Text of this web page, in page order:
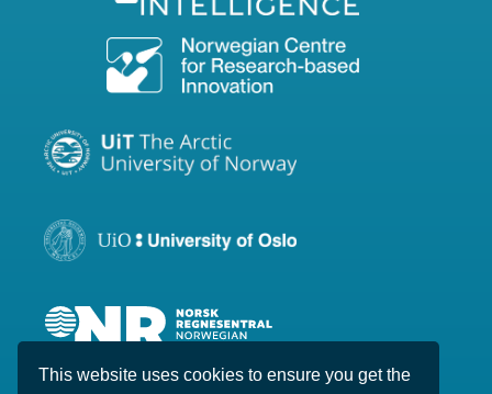
This website uses cookies to ensure you get the